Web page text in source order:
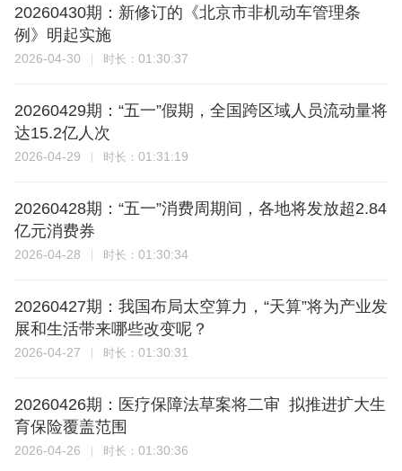
20260430期：新修订的《北京市非机动车管理条
例》明起实施
2026-04-30 时长： 01:30:37
20260429期：“五一”假期，全国跨区域人员流动量将
达15.2亿人次
2026-04-29 时长： 01:31:19
20260428期：“五一”消费周期间，各地将发放超2.84
亿元消费券
2026-04-28 时长： 01:30:34
20260427期：我国布局太空算力，“天算”将为产业发
展和生活带来哪些改变呢？
2026-04-27 时长： 01:30:31
20260426期：医疗保障法草案将二审 拟推进扩大生
育保险覆盖范围
2026-04-26 时长： 01:30:36